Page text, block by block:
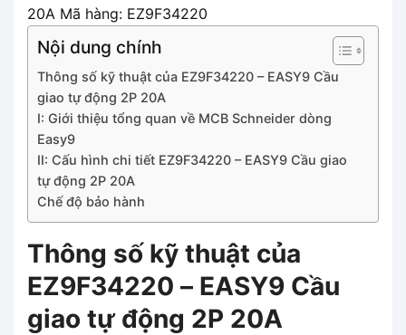
20A Mã hàng: EZ9F34220
Nội dung chính
Thông số kỹ thuật của EZ9F34220 – EASY9 Cầu
giao tự động 2P 20A
I: Giới thiệu tổng quan về MCB Schneider dòng
Easy9
II: Cấu hình chi tiết EZ9F34220 – EASY9 Cầu giao
tự động 2P 20A
Chế độ bảo hành
Thông số kỹ thuật của
EZ9F34220 – EASY9 Cầu
giao tự động 2P 20A